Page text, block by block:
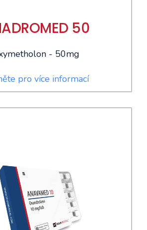
50
- 50mg
pro více informací